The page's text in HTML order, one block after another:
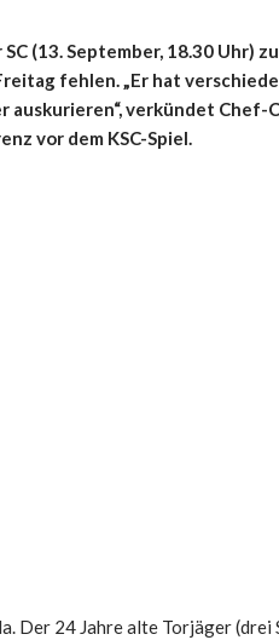
(13. September, 18.30 Uhr)
fehlen. „Er hat
auskurieren“, verkündet Chef-
vor dem KSC-Spiel.
Der 24 Jahre alte Torjäger